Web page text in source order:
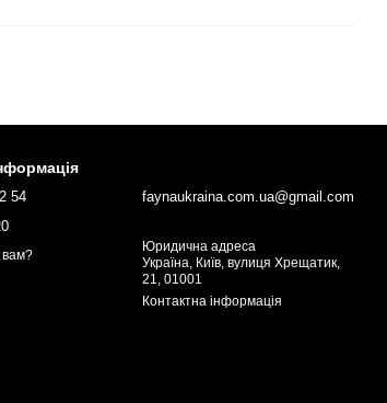
54
вам?
faynaukraina.com.ua@gmail.com
Юридична адреса
Україна, Київ, вулиця Хрещатик,
21, 01001
Контактна інформація